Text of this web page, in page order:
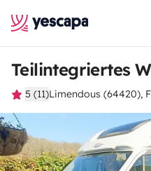
5 (11)Limendous (64420),